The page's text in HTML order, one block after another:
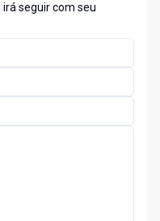
seguir com seu